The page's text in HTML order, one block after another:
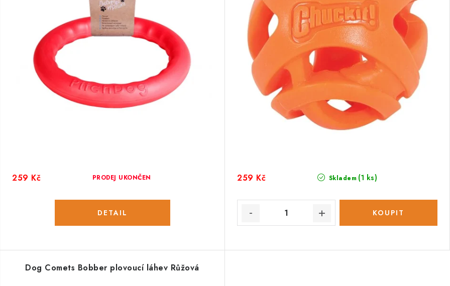
PRODEJ UKONČEN
259 Kč Skladem (1 ks)
259 Kč
Dog Comets Bobber plovoucí láhev Růžová